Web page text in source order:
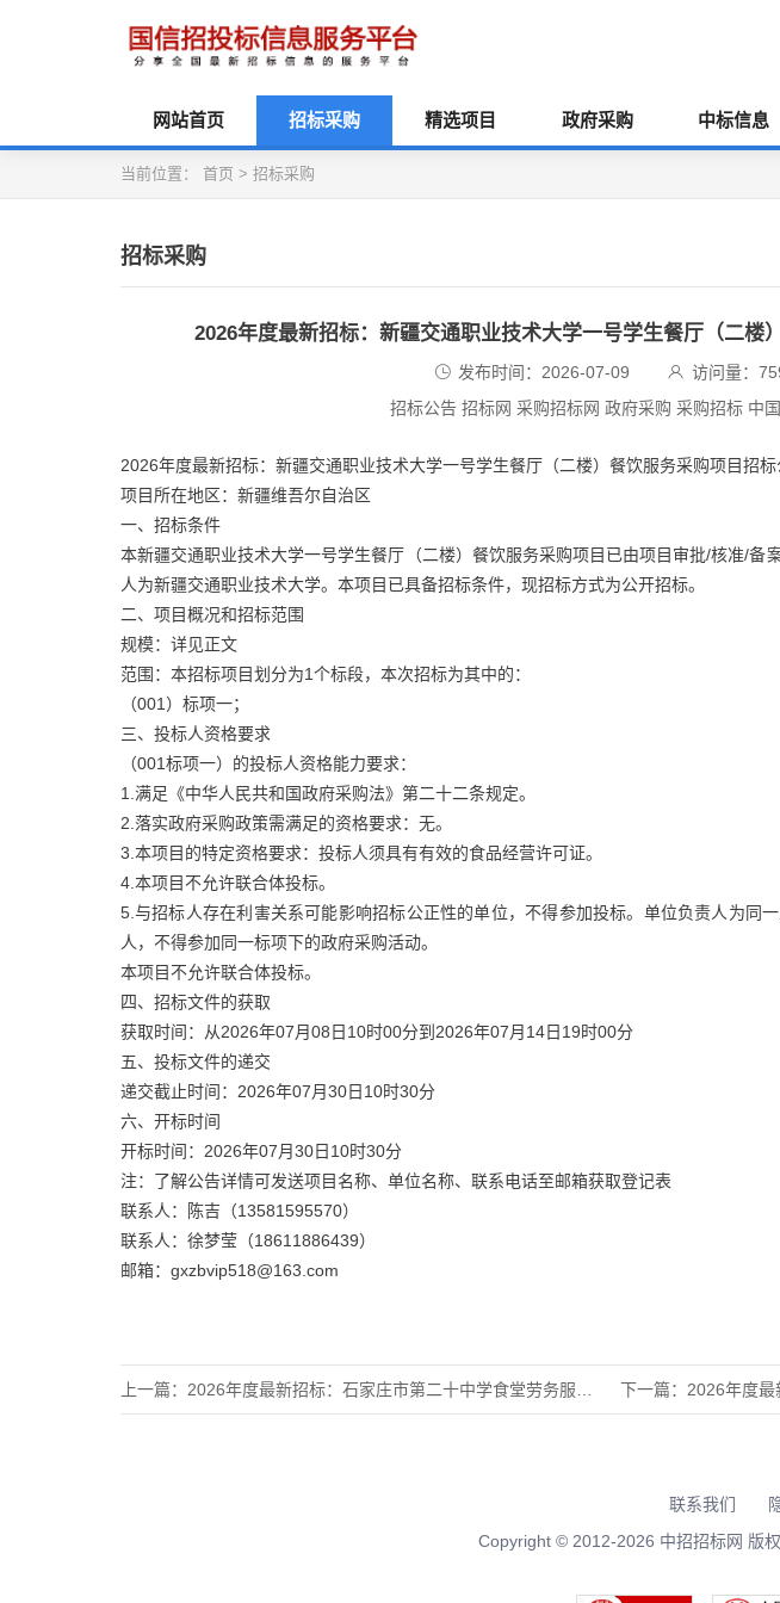
网站首页 招标采购 精选项目 政府采购 中标信息
当前位置： 首页 > 招标采购
招标采购
2026年度最新招标：新疆交通职业技术大学一号学生餐厅（二楼
发布时间：2026-07-09 访问量：
招标公告 招标网 采购招标网 政府采购 采购招标 中
2026年度最新招标：新疆交通职业技术大学一号学生餐厅（二楼）餐饮服务采购项目招标
项目所在地区：新疆维吾尔自治区
一、招标条件
本新疆交通职业技术大学一号学生餐厅（二楼）餐饮服务采购项目已由项目审批/核准/备
人为新疆交通职业技术大学。本项目已具备招标条件，现招标方式为公开招标。
二、项目概况和招标范围
规模：详见正文
范围：本招标项目划分为1个标段，本次招标为其中的：
（001）标项一；
三、投标人资格要求
（001标项一）的投标人资格能力要求：
1.满足《中华人民共和国政府采购法》第二十二条规定。
2.落实政府采购政策需满足的资格要求：无。
3.本项目的特定资格要求：投标人须具有有效的食品经营许可证。
4.本项目不允许联合体投标。
5.与招标人存在利害关系可能影响招标公正性的单位，不得参加投标。单位负责人为同
人，不得参加同一标项下的政府采购活动。
本项目不允许联合体投标。
四、招标文件的获取
获取时间：从2026年07月08日10时00分到2026年07月14日19时00分
五、投标文件的递交
递交截止时间：2026年07月30日10时30分
六、开标时间
开标时间：2026年07月30日10时30分
注：了解公告详情可发送项目名称、单位名称、联系电话至邮箱获取登记表
联系人：陈吉（13581595570）
联系人：徐梦莹（18611886439）
邮箱：gxzbvip518@163.com
上一篇： 2026年度最新招标：石家庄市第二十中学食堂劳务服务项目公开 下一篇： 2026年度最新
联系我们
Copyright © 2012-2026 中招招标网 版权